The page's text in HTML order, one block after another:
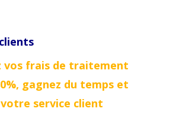
vos frais de traitement
gagnez du temps et
service client